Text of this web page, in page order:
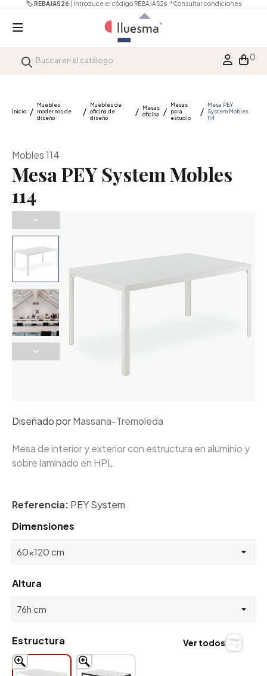
🏷️ REBAJAS26 | Introduce el código REBAJAS26. *Consultar condiciones
0
Inicio
Muebles
modernos de
diseño
Muebles de
oficina de
diseño
Mesas
oficina
Mesas
para
estudio
Mesa PEY
System Mobles
114
Mobles 114
Mesa PEY System Mobles
114
Diseñado porMassana-Tremoleda
Mesa de interior y exterior con estructura en aluminio y
sobre laminado en HPL.
Referencia: PEY System
Dimensiones
Altura
Estructura Ver todos